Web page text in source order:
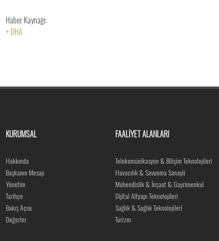
Haber Kaynağı:
+ DHA
KURUMSAL
Hakkında
Başkanın Mesajı
Yönetim
Tarihçe
Bakış Açısı
Değerler
FAALİYET ALANLARI
Telekomünikasyon & Bilişim Teknolojileri
Havacılık & Savunma Sanayii
Mühendislik & İnşaat & Gayrimenkul
Dijital Altyapı Teknolojileri
Sağlık & Sağlık Teknolojileri
Turizm